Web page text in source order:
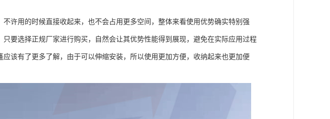
许用的时候直接收起来，也不会占用更多空间，整体来看使用优势确实特别强
要选择正规厂家进行购买，自然会让其优势性能得到展现，避免在实际应用过程
该有了更多了解，由于可以伸缩安装，所以使用更加方便，收纳起来也更加便